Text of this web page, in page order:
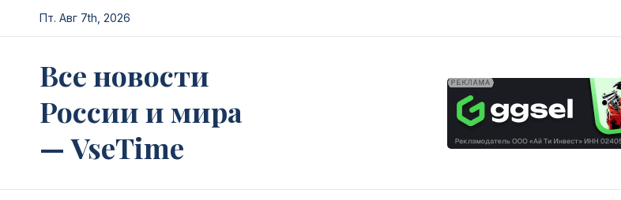
Перейти
к
Пт. Авг 7th, 2026
Все новости
России и мира
— VseTime